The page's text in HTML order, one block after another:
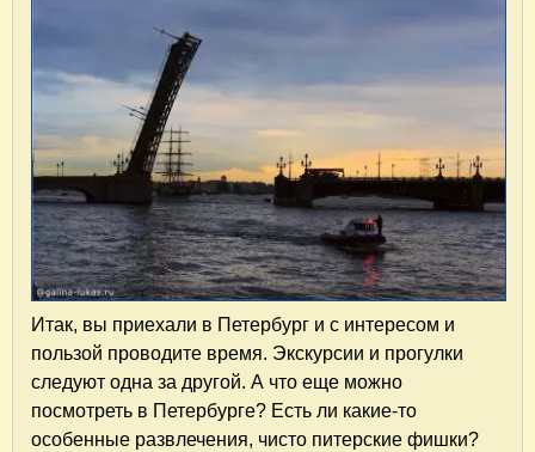
Итак, вы приехали в Петербург и с интересом и
пользой проводите время. Экскурсии и прогулки
следуют одна за другой. А что еще можно
посмотреть в Петербурге? Есть ли какие-то
особенные развлечения, чисто питерские фишки?